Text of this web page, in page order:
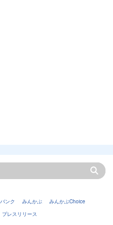
バンク みんかぶ
みんかぶChoice
プレスリリース